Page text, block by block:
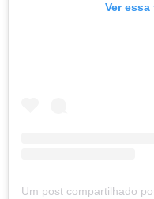
Ver